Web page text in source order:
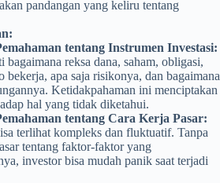
pandangan yang keliru tentang
tentang Instrumen Investasi:
bagaimana reksa dana, saham, obligasi,
bekerja, apa saja risikonya, dan bagaimana
Ketidakpahaman ini menciptakan
hal yang tidak diketahui.
tentang Cara Kerja Pasar:
terlihat kompleks dan fluktuatif. Tanpa
tentang faktor-faktor yang
investor bisa mudah panik saat terjadi